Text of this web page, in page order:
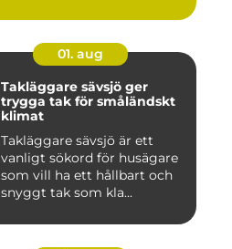
01. aug
Takläggare sävsjö ger
trygga tak för småländskt
klimat
Takläggare sävsjö är ett
vanligt sökord för husägare
som vill ha ett hållbart och
snyggt tak som kla...